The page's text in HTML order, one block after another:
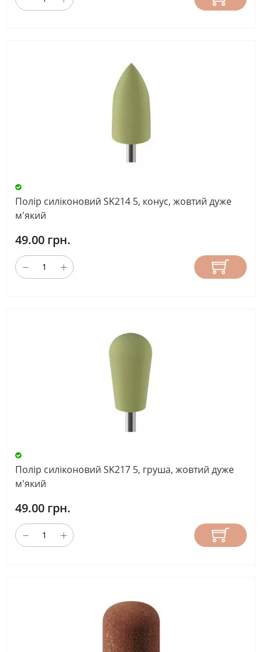
Полір силіконовий SK214 5, конус, жовтий дуже
м'який
49.00 грн.
Полір силіконовий SK217 5, груша, жовтий дуже
м'який
49.00 грн.